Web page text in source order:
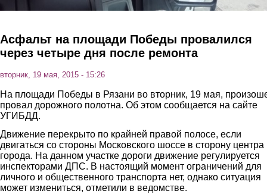
Асфальт на площади Победы провалился
через четыре дня после ремонта
вторник, 19 мая, 2015 - 15:26
На площади Победы в Рязани во вторник, 19 мая,
провал дорожного полотна. Об этом сообщается на сайте
УГИБДД.
Движение перекрыто по крайней правой полосе, если
двигаться со стороны Московского шоссе в сторону центра
города. На данном участке дороги движение регулируется
инспекторами ДПС. В настоящий момент ограничений для
личного и общественного транспорта нет, однако ситуация
может измениться, отметили в ведомстве.